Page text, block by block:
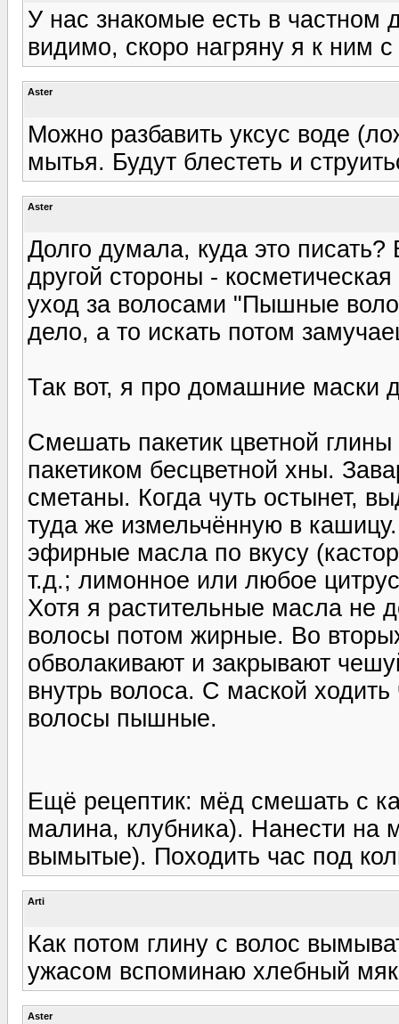
У нас знакомые есть в частном
видимо, скоро нагряну я к ним
Aster
Можно разбавить уксус воде
мытья. Будут блестеть и
Aster
Долго думала, куда это
другой стороны -
уход за волосами "Пышные
дело, а то искать потом
Так вот, я про домашние маски
Смешать пакетик цветной
пакетиком бесцветной хны.
сметаны. Когда чуть остынет,
туда же измельчённую в
эфирные масла по вкусу
т.д.; лимонное или любое
Хотя я растительные масла не
волосы потом жирные. Во
обволакивают и закрывают
внутрь волоса. С маской
волосы пышные.
Ещё рецептик: мёд смешать с
малина, клубника). Нанести на
вымытые). Походить час под
Arti
Как потом глину с волос
ужасом вспоминаю хлебный
Aster